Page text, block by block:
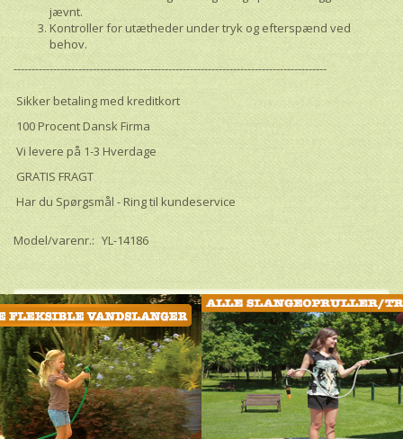
jævnt.
Kontroller for utætheder under tryk og efterspænd ved
behov.
---------------------------------------------------------------------------------------
Sikker betaling med kreditkort
100 Procent Dansk Firma
Vi levere på 1-3 Hverdage
GRATIS FRAGT
Har du Spørgsmål - Ring til kundeservice
Model/varenr.: YL-14186